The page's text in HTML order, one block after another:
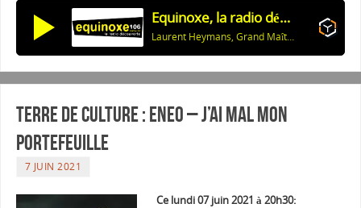
Equinoxe, la radio découverte
Laurent Heymans, Grand Maître de la Confrérie: La Programmation des Nuits de Buley 2026
Terre de culture : ENEO – J’ai mal mon
portefeuille
7 JUIN 2021
Ce lundi 07 juin 2021 à 20h30: